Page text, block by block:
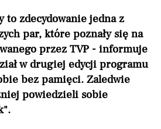
to zdecydowanie jedna z
par, które poznały się na
przez TVP - informuje
w drugiej edycji programu
bez pamięci. Zaledwie
powiedzieli sobie